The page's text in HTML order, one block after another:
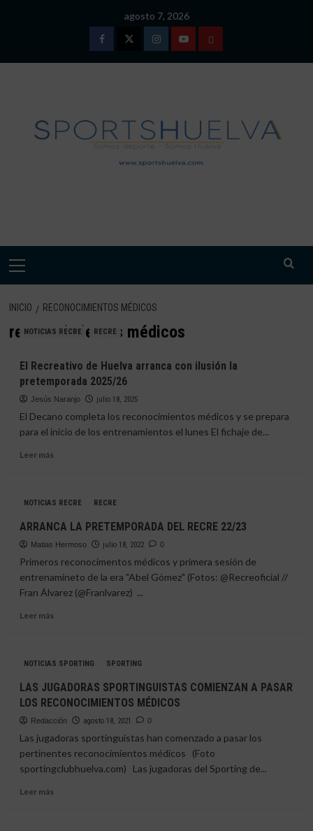
agosto 7, 2026
FacebookTwitterInstagramYoutubeTÉRMINOS
DE
USO
Menú
INICIO RECONOCIMIENTOS MÉDICOS
reconocimientos médicos
NOTICIAS RECRE RECRE
El Recreativo de Huelva arranca con ilusión la
pretemporada 2025/26
Jesús Naranjo julio 18, 2025
El Decano completa los reconocimientos médicos y se prepara
para el inicio de los entrenamientos el lunes El fichaje de...
Leer másLeer
Recreativo
Huelva
arranca
con
ilusión
pretemporada
2025/26
NOTICIAS RECRE RECRE
ARRANCA LA PRETEMPORADA DEL RECRE 22/23
Matias Hermoso julio 18, 2022 0
Primeros reconocimentos médicos y primera sesión de
entrenamineto de la era "Abel Gómez" (Fotos: @Recreoficial //
Fran Álvarez (@Franlvarez) ...
Leer másLeer
LA
DEL
RECRE
22/23
NOTICIAS SPORTING SPORTING
LAS JUGADORAS SPORTINGUISTAS COMIENZAN A PASAR
LOS RECONOCIMIENTOS MÉDICOS
Redacción agosto 18, 2021 0
Las jugadoras sportinguistas han comenzado a pasar los
pertinentes reconocimientos médicos (Foto
sportingclubhuelva.com) Las jugadoras del Sporting de...
Leer másLeer